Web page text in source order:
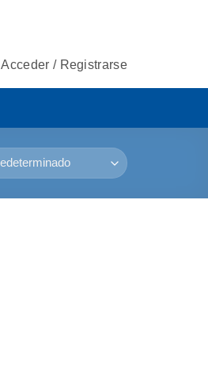
Acceder / Registrarse